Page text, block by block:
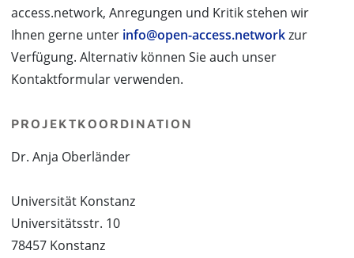
access.network, Anregungen und Kritik stehen wir
Ihnen gerne unter info@open-access.networkzur
Verfügung. Alternativ können Sie auch unser
Kontaktformular verwenden.
PROJEKTKOORDINATION
Dr. Anja Oberländer
Universität Konstanz
Universitätsstr. 10
78457 Konstanz